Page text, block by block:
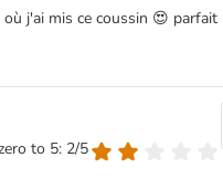
j'ai mis ce coussin 😍 parfait
to 5: 2/5